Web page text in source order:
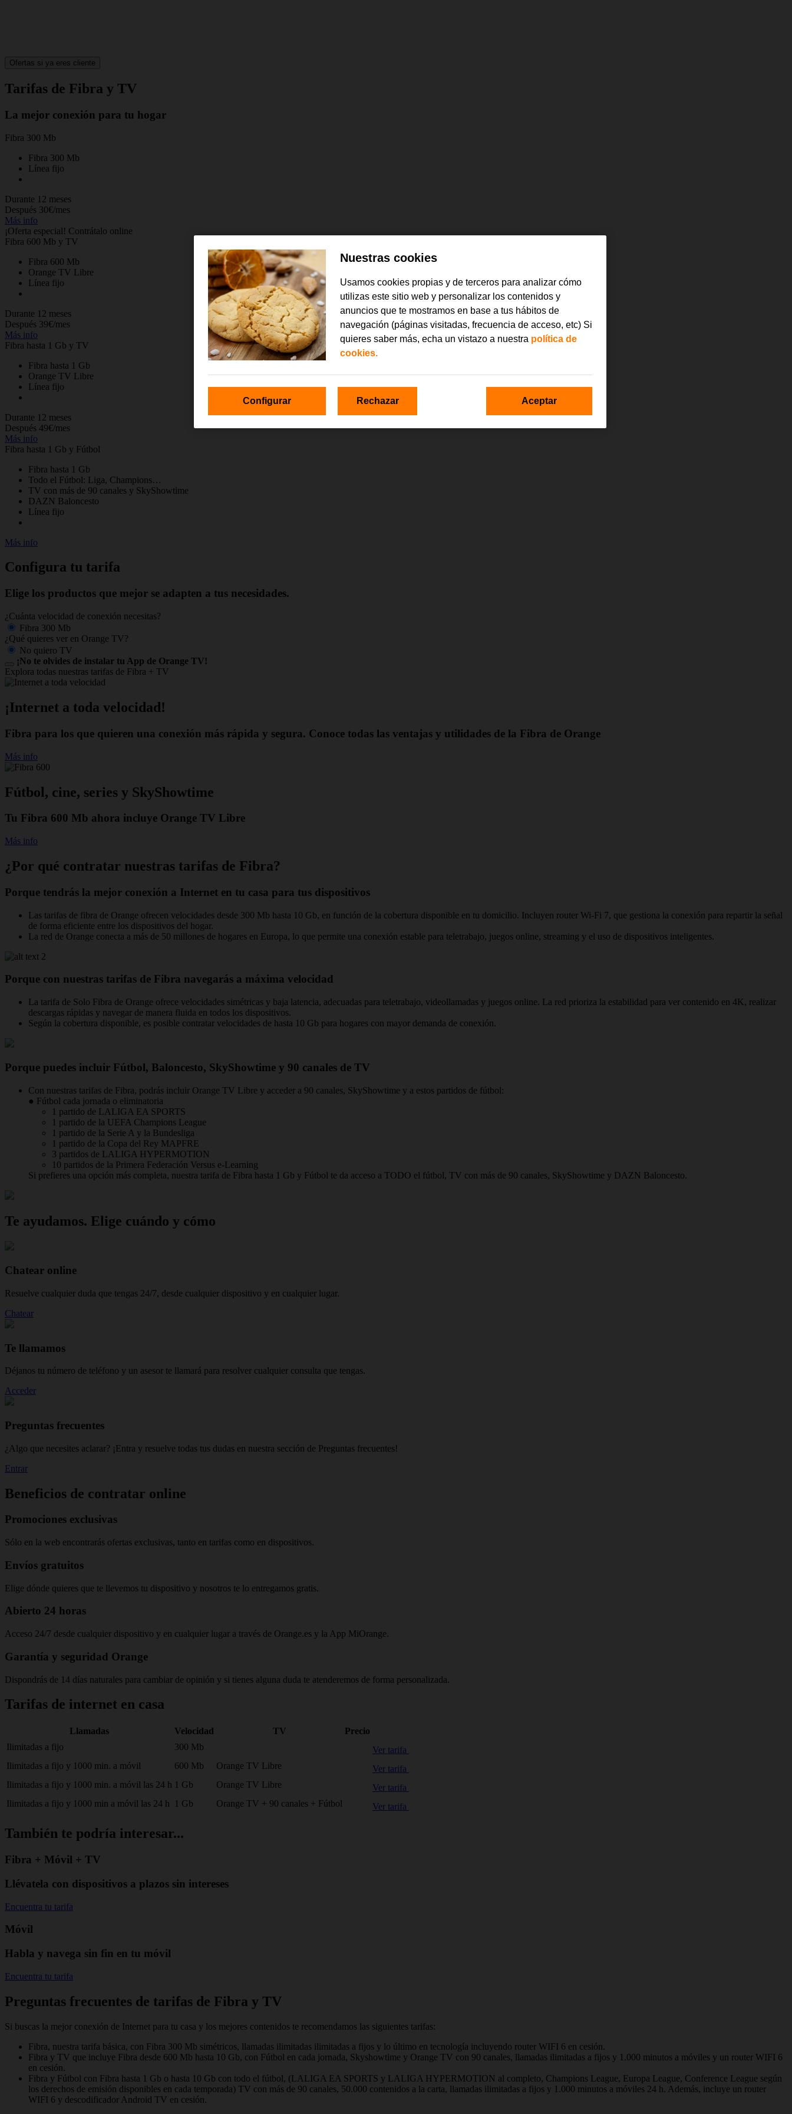
Ofertas si ya eres cliente
Tarifas de Fibra y TV
La mejor conexión para tu hogar
Fibra 300 Mb
Fibra 300 Mb
Línea fijo
Durante 12 meses
Después 30€/mes
Más info
¡Oferta especial! Contrátalo online
Fibra 600 Mb y TV
Fibra 600 Mb
Orange TV Libre
Línea fijo
Durante 12 meses
Después 39€/mes
Más info
Fibra hasta 1 Gb y TV
Fibra hasta 1 Gb
Orange TV Libre
Línea fijo
Durante 12 meses
Después 49€/mes
Más info
Fibra hasta 1 Gb y Fútbol
Fibra hasta 1 Gb
Todo el Fútbol: Liga, Champions…
TV con más de 90 canales y SkyShowtime
DAZN Baloncesto
Línea fijo
Más info
Configura tu tarifa
Elige los productos que mejor se adapten a tus necesidades.
¿Cuánta velocidad de conexión necesitas?
Fibra 300 Mb
¿Qué quieres ver en Orange TV?
No quiero TV
¡No te olvides de instalar tu App de Orange TV!
Explora todas nuestras tarifas de Fibra + TV
¡Internet a toda velocidad!
Fibra para los que quieren una conexión más rápida y segura. Conoce todas las ventajas y utilidades de la Fibra de Orange
Más info
Fútbol, cine, series y SkyShowtime
Tu Fibra 600 Mb ahora incluye Orange TV Libre
Más info
¿Por qué contratar nuestras tarifas de Fibra?
Porque tendrás la mejor conexión a Internet en tu casa para tus dispositivos
Las tarifas de fibra de Orange ofrecen velocidades desde 300 Mb hasta 10 Gb, en función de la cobertura disponible en tu domicilio. Incluyen router Wi-Fi 7, que gestiona la conexión para repartir la señal
de forma eficiente entre los dispositivos del hogar.
La red de Orange conecta a más de 50 millones de hogares en Europa, lo que permite una conexión estable para teletrabajo, juegos online, streaming y el uso de dispositivos inteligentes.
Porque con nuestras tarifas de Fibra navegarás a máxima velocidad
La tarifa de Solo Fibra de Orange ofrece velocidades simétricas y baja latencia, adecuadas para teletrabajo, videollamadas y juegos online. La red prioriza la estabilidad para ver contenido en 4K, realizar
descargas rápidas y navegar de manera fluida en todos los dispositivos.
Según la cobertura disponible, es posible contratar velocidades de hasta 10 Gb para hogares con mayor demanda de conexión.
Porque puedes incluir Fútbol, Baloncesto, SkyShowtime y 90 canales de TV
Con nuestras tarifas de Fibra, podrás incluir Orange TV Libre y acceder a 90 canales, SkyShowtime y a estos partidos de fútbol:
● Fútbol cada jornada o eliminatoria
1 partido de LALIGA EA SPORTS
1 partido de la UEFA Champions League
1 partido de la Serie A y la Bundesliga
1 partido de la Copa del Rey MAPFRE
3 partidos de LALIGA HYPERMOTION
10 partidos de la Primera Federación Versus e-Learning
Si prefieres una opción más completa, nuestra tarifa de Fibra hasta 1 Gb y Fútbol te da acceso a TODO el fútbol, TV con más de 90 canales, SkyShowtime y DAZN Baloncesto.
Te ayudamos. Elige cuándo y cómo
Chatear online
Resuelve cualquier duda que tengas 24/7, desde cualquier dispositivo y en cualquier lugar.
Chatear
Te llamamos
Déjanos tu número de teléfono y un asesor te llamará para resolver cualquier consulta que tengas.
Acceder
Preguntas frecuentes
¿Algo que necesites aclarar? ¡Entra y resuelve todas tus dudas en nuestra sección de Preguntas frecuentes!
Entrar
Beneficios de contratar online
Promociones exclusivas
Sólo en la web encontrarás ofertas exclusivas, tanto en tarifas como en dispositivos.
Envíos gratuitos
Elige dónde quieres que te llevemos tu dispositivo y nosotros te lo entregamos gratis.
Abierto 24 horas
Acceso 24/7 desde cualquier dispositivo y en cualquier lugar a través de Orange.es y la App MiOrange.
Garantía y seguridad Orange
Dispondrás de 14 días naturales para cambiar de opinión y si tienes alguna duda te atenderemos de forma personalizada.
Tarifas de internet en casa
Llamadas Velocidad TV
Precio
Ilimitadas a fijo
300 Mb
Ver tarifa
Ilimitadas a fijo y 1000 min. a móvil
600 Mb Orange TV Libre
Ver tarifa
Ilimitadas a fijo y 1000 min. a móvil las 24 h 1 Gb Orange TV Libre
Ver tarifa
Ilimitadas a fijo y 1000 min a móvil las 24 h
1 Gb Orange TV + 90 canales + Fútbol Ver tarifa
También te podría interesar...
Fibra + Móvil + TV
Llévatela con dispositivos a plazos sin intereses
Encuentra tu tarifa
Móvil
Habla y navega sin fin en tu móvil
Encuentra tu tarifa
Preguntas frecuentes de tarifas de Fibra y TV
Si buscas la mejor conexión de Internet para tu casa y los mejores contenidos te recomendamos las siguientes tarifas:
Fibra, nuestra tarifa básica, con Fibra 300 Mb simétricos, llamadas ilimitadas ilimitadas a fijos y lo último en tecnología incluyendo router WIFI 6 en cesión.
Fibra y TV que incluye Fibra desde 600 Mb hasta 10 Gb, con Fútbol en cada jornada, Skyshowtime y Orange TV con 90 canales, llamadas ilimitadas a fijos y 1.000 minutos a móviles y un router WIFI 6
en cesión.
Fibra y Fútbol con Fibra hasta 1 Gb o hasta 10 Gb con todo el fútbol, (LALIGA EA SPORTS y LALIGA HYPERMOTION al completo, Champions League, Europa League, Conference League según
los derechos de emisión disponibles en cada temporada) TV con más de 90 canales, 50.000 contenidos a la carta, llamadas ilimitadas a fijos y 1.000 minutos a móviles 24 h. Además, incluye un router
WIFI 6 y descodificador Android TV en cesión.
Nuestras cookies
Usamos cookies propias y de terceros para analizar cómo
utilizas este sitio web y personalizar los contenidos y
anuncios que te mostramos en base a tus hábitos de
navegación (páginas visitadas, frecuencia de acceso, etc) Si
quieres saber más, echa un vistazo a nuestra política de
cookies.
Configurar Rechazar Aceptar